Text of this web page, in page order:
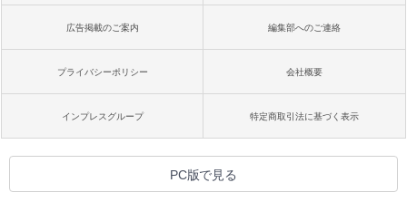
広告掲載のご案内 編集部へのご連絡
プライバシーポリシー 会社概要
インプレスグループ 特定商取引法に基づく表示
PC版で見る